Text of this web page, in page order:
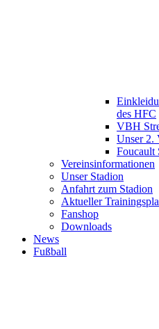
des HFC
VBH
Unser 2.
Foucault
Vereinsinformationen
Unser Stadion
Anfahrt zum Stadion
Aktueller
Fanshop
Downloads
News
Fußball